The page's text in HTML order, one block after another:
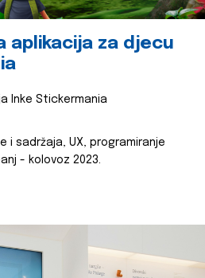
aplikacija za djecu
Inke Stickermania
i sadržaja, UX, programiranje
- kolovoz 2023.